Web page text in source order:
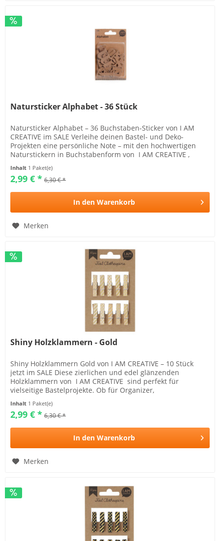
Natursticker Alphabet - 36 Stück
Natursticker Alphabet – 36 Buchstaben-Sticker von I AM
CREATIVE im SALE Verleihe deinen Bastel- und Deko-
Projekten eine persönliche Note – mit den hochwertigen
Naturstickern in Buchstabenform von I AM CREATIVE ,
Inhalt 1 Paket(e)
2,99 € * 6,30 € *
In den Warenkorb
Merken
Shiny Holzklammern - Gold
Shiny Holzklammern Gold von I AM CREATIVE – 10 Stück
jetzt im SALE Diese zierlichen und edel glänzenden
Holzklammern von I AM CREATIVE sind perfekt für
vielseitige Bastelprojekte. Ob für Organizer,
Inhalt 1 Paket(e)
2,99 € * 6,30 € *
In den Warenkorb
Merken